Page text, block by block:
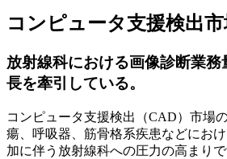
コンピュータ支援検出
放射線科における画像診断業
長を牽引している。
コンピュータ支援検出（CAD）市場
瘍、呼吸器、筋骨格系疾患などにお
加に伴う放射線科への圧力の高まり